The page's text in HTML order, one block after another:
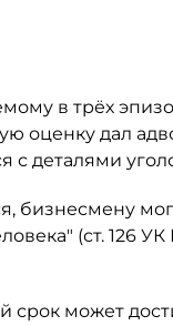
в трёх
оценку дал
с деталями
бизнесмену
(ст. 126
может